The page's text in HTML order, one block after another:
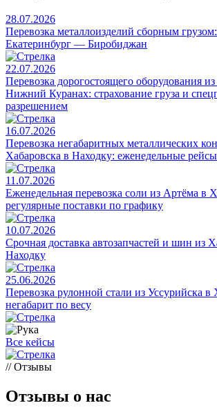
28.07.2026
Перевозка металлоизделий сборным
Екатеринбург — Биробиджан
22.07.2026
Перевозка дорогостоящего оборудования
Нижний Куранах: страхование груза и
разрешением
16.07.2026
Перевозка негабаритных металлических
Хабаровска в Находку: еженедельные
11.07.2026
Еженедельная перевозка соли из Артёма в
регулярные поставки по графику
10.07.2026
Срочная доставка автозапчастей и шин из
Находку
25.06.2026
Перевозка рулонной стали из Уссурийска в
негабарит по весу
Все кейсы
// Отзывы
Отзывы о нас